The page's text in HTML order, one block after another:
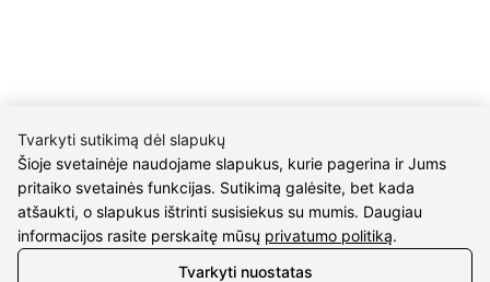
Phone nr.:+37061588580
Email:info@diaura.lt
Tvarkyti sutikimą dėl slapukų
Šioje svetainėje naudojame slapukus, kurie pagerina ir Jums
pritaiko svetainės funkcijas. Sutikimą galėsite, bet kada
atšaukti, o slapukus ištrinti susisiekus su mumis. Daugiau
informacijos rasite perskaitę mūsų privatumo politiką.
Tvarkyti nuostatas